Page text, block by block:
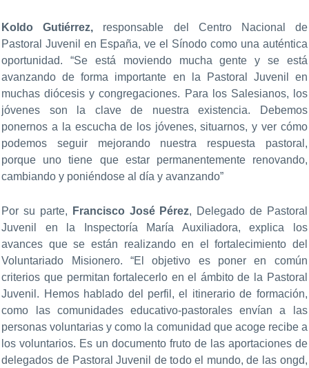
Koldo Gutiérrez, responsable del Centro Nacional de
Pastoral Juvenil en España, ve el Sínodo como una auténtica
oportunidad. “Se está moviendo mucha gente y se está
avanzando de forma importante en la Pastoral Juvenil en
muchas diócesis y congregaciones. Para los Salesianos, los
jóvenes son la clave de nuestra existencia. Debemos
ponernos a la escucha de los jóvenes, situarnos, y ver cómo
podemos seguir mejorando nuestra respuesta pastoral,
porque uno tiene que estar permanentemente renovando,
cambiando y poniéndose al día y avanzando”
Por su parte, Francisco José Pérez, Delegado de Pastoral
Juvenil en la Inspectoría María Auxiliadora, explica los
avances que se están realizando en el fortalecimiento del
Voluntariado Misionero. “El objetivo es poner en común
criterios que permitan fortalecerlo en el ámbito de la Pastoral
Juvenil. Hemos hablado del perfil, el itinerario de formación,
como las comunidades educativo-pastorales envían a las
personas voluntarias y como la comunidad que acoge recibe a
los voluntarios. Es un documento fruto de las aportaciones de
delegados de Pastoral Juvenil de todo el mundo, de las ongd,